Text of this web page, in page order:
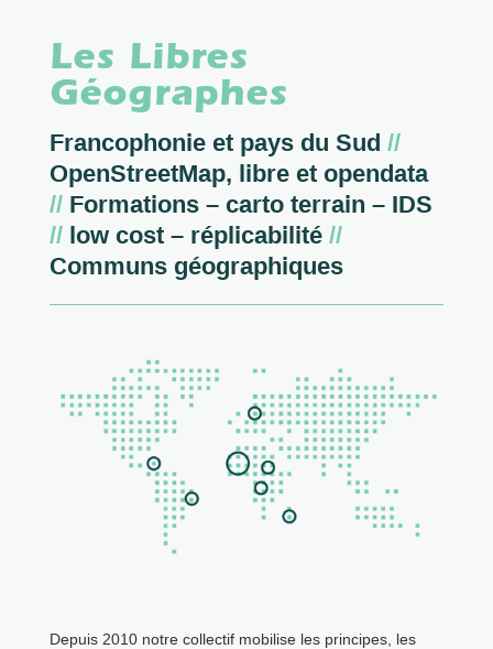
Les Libres
Géographes
Francophonie et pays du Sud //
OpenStreetMap, libre et opendata
//Formations – carto terrain – IDS
//low cost – réplicabilité //
Communs géographiques
Depuis 2010 notre collectif mobilise les principes, les